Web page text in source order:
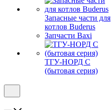
Запасные части для
котлов Buderus
Запчасти Baxi
ТГУ-НОРД С
(бытовая серия)